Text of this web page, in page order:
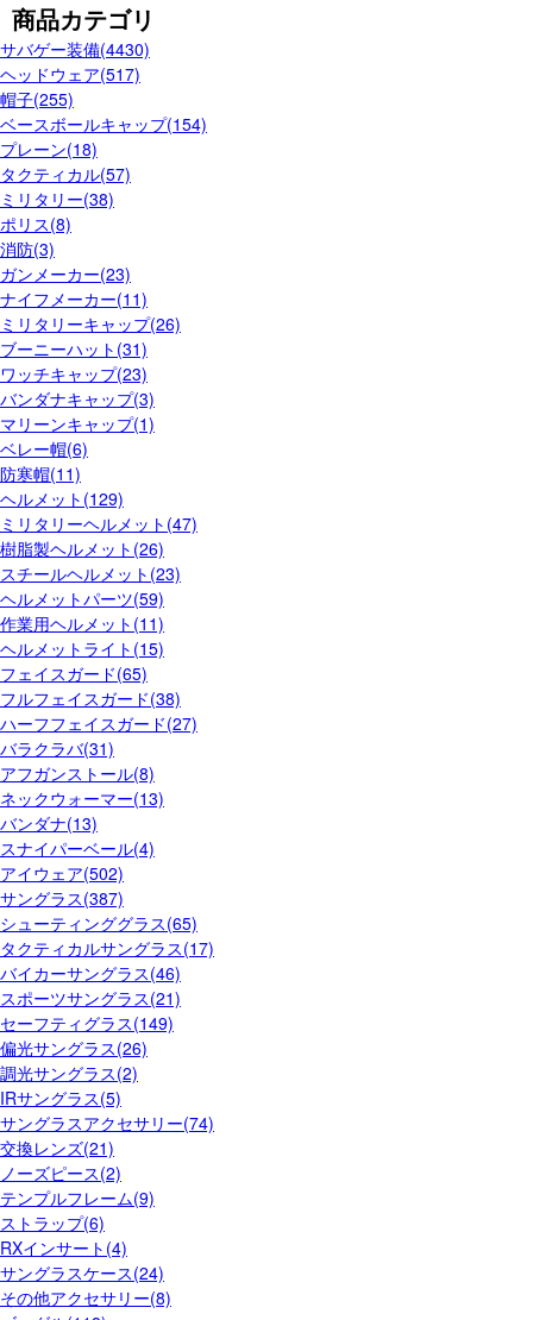
商品カテゴリ
サバゲー装備(4430)
ヘッドウェア(517)
帽子(255)
ベースボールキャップ(154)
プレーン(18)
タクティカル(57)
ミリタリー(38)
ポリス(8)
消防(3)
ガンメーカー(23)
ナイフメーカー(11)
ミリタリーキャップ(26)
ブーニーハット(31)
ワッチキャップ(23)
バンダナキャップ(3)
マリーンキャップ(1)
ベレー帽(6)
防寒帽(11)
ヘルメット(129)
ミリタリーヘルメット(47)
樹脂製ヘルメット(26)
スチールヘルメット(23)
ヘルメットパーツ(59)
作業用ヘルメット(11)
ヘルメットライト(15)
フェイスガード(65)
フルフェイスガード(38)
ハーフフェイスガード(27)
バラクラバ(31)
アフガンストール(8)
ネックウォーマー(13)
バンダナ(13)
スナイパーベール(4)
アイウェア(502)
サングラス(387)
シューティンググラス(65)
タクティカルサングラス(17)
バイカーサングラス(46)
スポーツサングラス(21)
セーフティグラス(149)
偏光サングラス(26)
調光サングラス(2)
IRサングラス(5)
サングラスアクセサリー(74)
交換レンズ(21)
ノーズピース(2)
テンプルフレーム(9)
ストラップ(6)
RXインサート(4)
サングラスケース(24)
その他アクセサリー(8)